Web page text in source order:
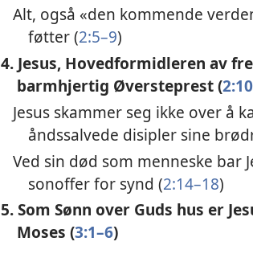
Alt, også «den kommende
føtter (2:5–9)
4. Jesus, Hovedformidleren av
barmhjertig Øversteprest (
Jesus skammer seg ikke over å
åndssalvede disipler sine
Ved sin død som menneske bar
sonoffer for synd (2:14–18)
5. Som Sønn over Guds hus er
Moses (3:1–6)